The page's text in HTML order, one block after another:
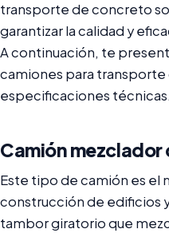
transporte de concreto
garantizar la calidad y
A continuación, te
camiones para transporte
especificaciones técnicas.
Camión
Este tipo de camión es el
construcción de edificios
tambor giratorio que